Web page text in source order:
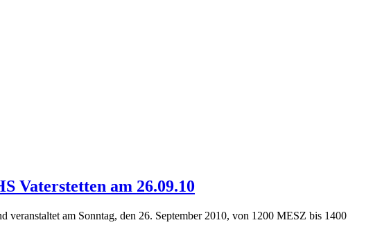
Vaterstetten am 26.09.10
am Sonntag, den 26. September 2010, von 1200 MESZ bis 1400